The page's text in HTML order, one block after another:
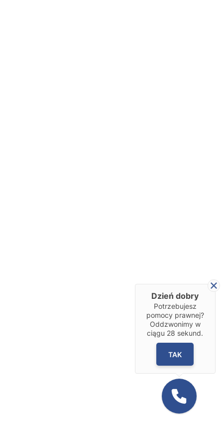
Dzień dobry
Potrzebujesz
pomocy prawnej?
Oddzwonimy w
ciągu 28 sekund.
TAK